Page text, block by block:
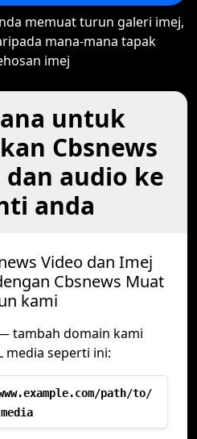
memuat turun galeri imej,
mana-mana tapak
imej
untuk
Cbsnews
audio ke
anda
Video dan Imej
Cbsnews Muat
kami
tambah domain kami
media seperti ini:
path/to/
media